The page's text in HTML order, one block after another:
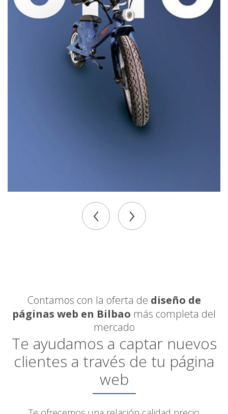
‹ ›
Contamos con la oferta de diseño de
páginas web en Bilbao más completa del
mercado
Te ayudamos a captar nuevos
clientes a través de tu página
web